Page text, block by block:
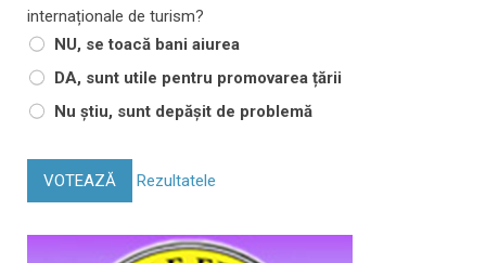
internaționale de turism?
NU, se toacă bani aiurea
DA, sunt utile pentru promovarea țării
Nu știu, sunt depășit de problemă
VOTEAZĂ Rezultatele